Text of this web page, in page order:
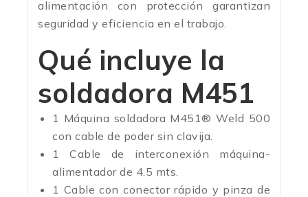
alimentación con protección garantizan
seguridad y eficiencia en el trabajo.
Qué incluye la
soldadora M451
1 Máquina soldadora M451® Weld 500
con cable de poder sin clavija.
1 Cable de interconexión máquina-
alimentador de 4.5 mts.
1 Cable con conector rápido y pinza de